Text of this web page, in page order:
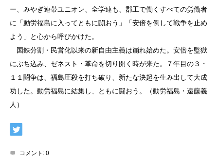
ー、みやぎ連帯ユニオン、全学連も、郡工で働くすべての労働者
に「動労福島に入ってともに闘おう」「安倍を倒して戦争を止め
よう」と心から呼びかけた。
国鉄分割・民営化以来の新自由主義は崩れ始めた。安倍を監獄
にぶち込み、ゼネスト・革命を切り開く時が来た。７年目の３・
１１闘争は、福島圧殺を打ち破り、新たな決起を生み出して大成
功した。動労福島に結集し、ともに闘おう。（動労福島・遠藤義
人）
コメント: 0